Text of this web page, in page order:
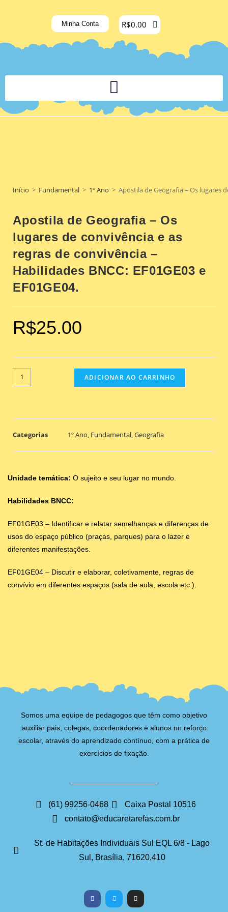
Minha Conta R$0.00
Início > Fundamental > 1º Ano > Apostila de Geografia – Os lugares
Apostila de Geografia – Os
lugares de convivência e as
regras de convivência –
Habilidades BNCC: EF01GE03 e
EF01GE04.
R$25.00
ADICIONAR AO CARRINHO
Categorias 1º Ano Fundamental Geografia
Unidade temática: O sujeito e seu lugar no mundo.
Habilidades BNCC:
EF01GE03 – Identificar e relatar semelhanças e diferenças de
usos do espaço público (praças, parques) para o lazer e
diferentes manifestações.
EF01GE04 – Discutir e elaborar, coletivamente, regras de
convívio em diferentes espaços (sala de aula, escola etc.).
Somos uma equipe de pedagogos que têm como objetivo
auxiliar pais, colegas, coordenadores e alunos no reforço
escolar, através do aprendizado contínuo, com a prática de
exercícios de fixação.
(61) 99256-0468
Caixa Postal 10516
contato@educaretarefas.com.br
St. de Habitações Individuais Sul EQL 6/8 - Lago
Sul, Brasília, 71620,410